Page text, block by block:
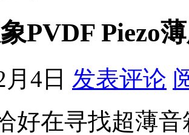
PVDF Piezo
4日 发表评论
好在寻找超薄